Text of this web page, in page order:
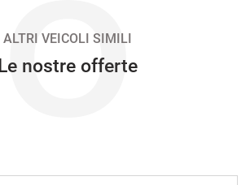
O
ALTRI VEICOLI SIMILI
Le nostre offerte